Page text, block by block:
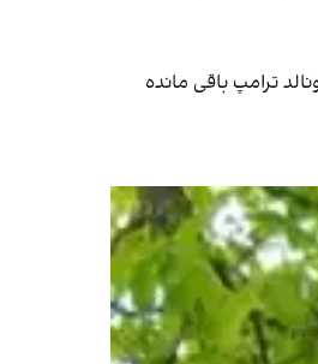
ترامپ باقی مانده